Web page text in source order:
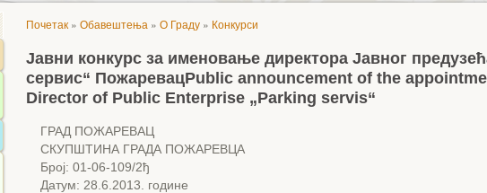
Почетак » Обавештења » О Граду » Конкурси
Јавни конкурс за именовање директора Јавног
сервис“ ПожаревацPublic announcement of the
Director of Public Enterprise „Parking servis“
ГРАД ПОЖАРЕВАЦ
СКУПШТИНА ГРАДА ПОЖАРЕВЦА
Број: 01-06-109/2ђ
Датум: 28.6.2013. године